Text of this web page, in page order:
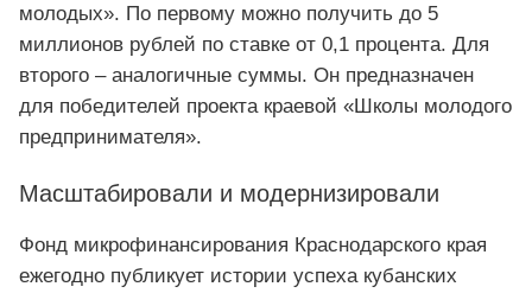
молодых». По первому можно получить до 5
миллионов рублей по ставке от 0,1 процента. Для
второго – аналогичные суммы. Он предназначен
для победителей проекта краевой «Школы молодого
предпринимателя».
Масштабировали и модернизировали
Фонд микрофинансирования Краснодарского края
ежегодно публикует истории успеха кубанских